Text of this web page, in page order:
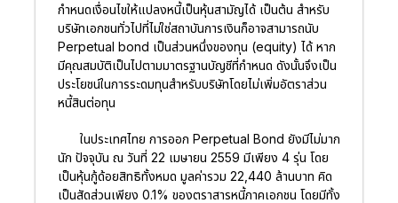
กำหนดเงื่อนไขให้แปลงหนี้เป็นหุ้นสามัญได้ เป็นต้น สำหรับ
บริษัทเอกชนทั่วไปที่ไม่ใช่สถาบันการเงินก็อาจสามารถนับ
Perpetual bond เป็นส่วนหนึ่งของทุน (equity) ได้ หาก
มีคุณสมบัติเป็นไปตามมาตรฐานบัญชีที่กำหนด ดังนั้นจึงเป็น
ประโยชน์ในการระดมทุนสำหรับบริษัทโดยไม่เพิ่มอัตราส่วน
หนี้สินต่อทุน
ในประเทศไทย การออก Perpetual Bond ยังมีไม่มาก
นัก ปัจจุบัน ณ วันที่ 22 เมษายน 2559 มีเพียง 4 รุ่น โดย
เป็นหุ้นกู้ด้อยสิทธิทั้งหมด มูลค่ารวม 22,440 ล้านบาท คิด
เป็นสัดส่วนเพียง 0.1% ของตราสารหนี้ภาคเอกชน โดยมีทั้ง